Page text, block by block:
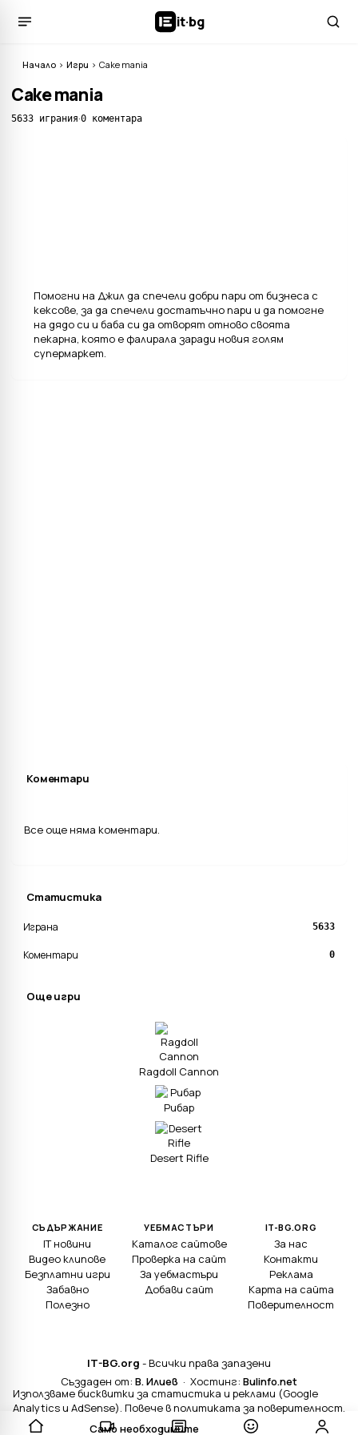
it·bg
Начало › Игри › Cake mania
Cake mania
5633 играния·0 коментара
Помогни на Джил да спечели добри пари от бизнеса с
кексове, за да спечели достатъчно пари и да помогне
на дядо си и баба си да отворят отново своята
пекарна, която е фалирала заради новия голям
супермаркет.
Коментари
Все още няма коментари.
Статистика
Играна 5633
Коментари 0
Още игри
Ragdoll Cannon
Рибар
Desert Rifle
СЪДЪРЖАНИЕ
IT новини
Видео клипове
Безплатни игри
Забавно
Полезно
УЕБМАСТЪРИ
Каталог сайтове
Проверка на сайт
За уебмастъри
Добави сайт
IT-BG.ORG
За нас
Контакти
Реклама
Карта на сайта
Поверителност
IT-BG.org - Всички права запазени
Създаден от: В. Илиев · Хостинг: Bulinfo.net
Използваме бисквитки за статистика и реклами (Google
Analytics и AdSense). Повече вполитиката за поверителност.
Само необходимите
Приемам